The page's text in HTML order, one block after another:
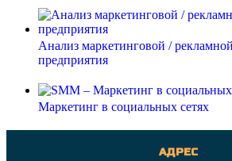
Анализ маркетинговой /
предприятия
Маркетинг в социальных сетях
АДРЕС